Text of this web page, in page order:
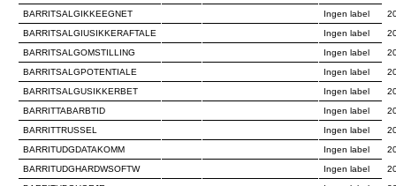
BARRITSALGIKKEEGNET
Ingen label
BARRITSALGIUSIKKERAFTALE
Ingen label
BARRITSALGOMSTILLING
Ingen label
BARRITSALGPOTENTIALE
Ingen label
BARRITSALGUSIKKERBET
Ingen label
BARRITTABARBTID
Ingen label
BARRITTRUSSEL
Ingen label
BARRITUDGDATAKOMM
Ingen label
BARRITUDGHARDWSOFTW
Ingen label